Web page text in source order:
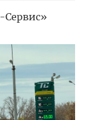
Сервис»